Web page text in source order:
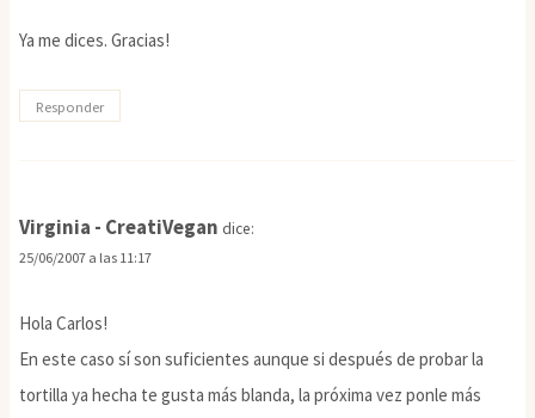
Ya me dices. Gracias!
Responder
Virginia - CreatiVegan dice:
25/06/2007 a las 11:17
Hola Carlos!
En este caso sí son suficientes aunque si después de probar la
tortilla ya hecha te gusta más blanda, la próxima vez ponle más